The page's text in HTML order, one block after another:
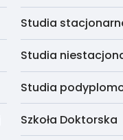
Studia
Studia
Studia
Szkoła Doktorska